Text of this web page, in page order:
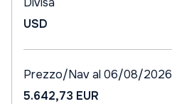
USD
Prezzo/Nav al 06/08/2026
5.642,73 EUR